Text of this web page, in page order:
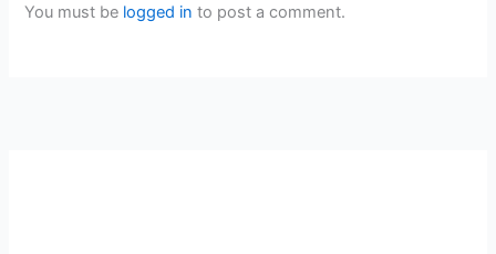
You must be logged in to post a comment.